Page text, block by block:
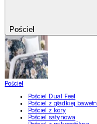
Pościel
Pościel
Pościel Dual Feel
Pościel z gładkiej
Pościel z kory
Pościel satynowa